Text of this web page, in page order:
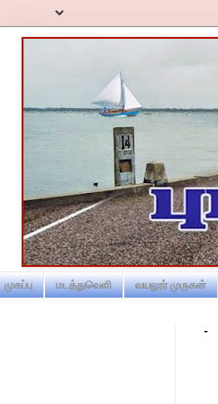
முகப்பு மடத்துவெளி வயலூர் முருகன்
-